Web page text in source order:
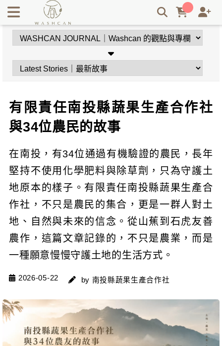
有些人種水果，有些人種未來｜34位農民與土地的故事 |
有限責任南投縣蔬果生產合作社
與34位農民的故事
在南投，有34位通過有機驗證的農民，長年
堅持不使用化學肥料與除草劑，只為守護土
地原本的樣子。有限責任南投縣蔬果生產合
作社，不只是農民的集合，更是一群人對土
地、自然與未來的信念。從山蕉到石虎友善
農作，這篇文章記錄的，不只是農業，而是
一種願意慢慢守護土地的生活方式。
2026-05-22 by 南投縣蔬果生產合作社